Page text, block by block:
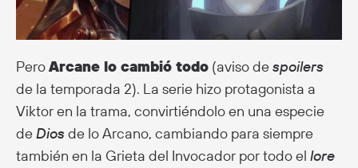
PeroArcane lo cambió todo (aviso despoilers
de la temporada 2). La serie hizo protagonista a
Viktor en la trama, convirtiéndolo en una especie
deDiosde lo Arcano, cambiando para siempre
también en la Grieta del Invocador por todo el lore